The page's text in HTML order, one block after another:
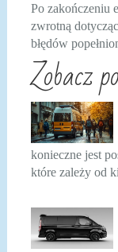
Po zakończeniu
zwrotną
błędów
Zobacz
konieczne jest
które zależy od